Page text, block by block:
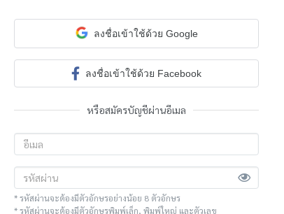
ลงชื่อเข้าใช้ด้วย Google
ลงชื่อเข้าใช้ด้วย Facebook
หรือสมัครบัญชีผ่านอีเมล
* รหัสผ่านจะต้องมีตัวอักษรอย่างน้อย 8 ตัวอักษร
* รหัสผ่านจะต้องมีตัวอักษรพิมพ์เล็ก, พิมพ์ใหญ่ และตัวเลข